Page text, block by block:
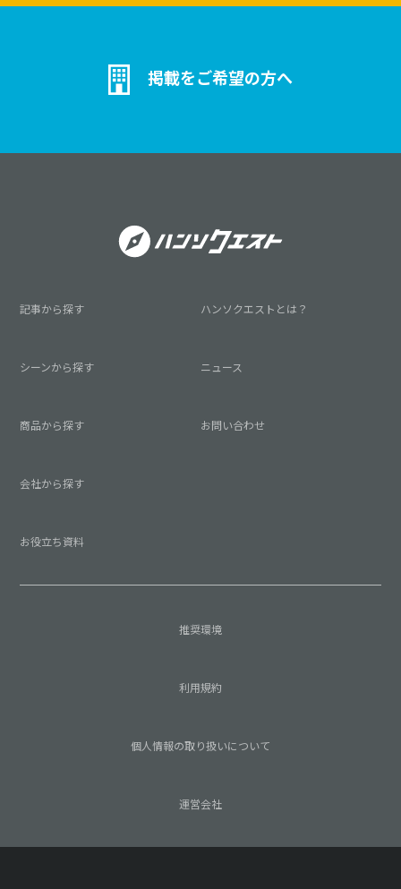
掲載をご希望の方へ
記事から探す
シーンから探す
商品から探す
会社から探す
お役立ち資料
ハンソクエストとは？
ニュース
お問い合わせ
推奨環境
利用規約
個人情報の取り扱いについて
運営会社